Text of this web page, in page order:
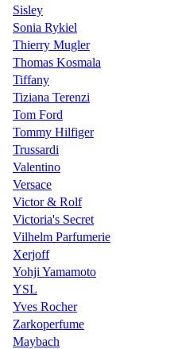
Sisley
Sonia Rykiel
Thierry Mugler
Thomas Kosmala
Tiffany
Tiziana Terenzi
Tom Ford
Tommy Hilfiger
Trussardi
Valentino
Versace
Victor & Rolf
Victoria's Secret
Vilhelm Parfumerie
Xerjoff
Yohji Yamamoto
YSL
Yves Rocher
Zarkoperfume
Maybach